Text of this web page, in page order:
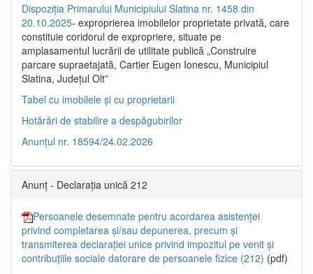
Dispoziția Primarului Municipiului Slatina nr. 1458 din
20.10.2025- exproprierea imobilelor proprietate privată, care
constituie coridorul de expropriere, situate pe
amplasamentul lucrării de utilitate publică „Construire
parcare supraetajată, Cartier Eugen Ionescu, Municipiul
Slatina, Județul Olt”
Tabel cu imobilele și cu proprietarii
Hotărâri de stabilire a despăgubirilor
Anunțul nr. 18594/24.02.2026
Anunț - Declarația unică 212
Persoanele desemnate pentru acordarea asistenței
privind completarea și/sau depunerea, precum și
transmiterea declarației unice privind impozitul pe venit și
contribuțiile sociale datorare de persoanele fizice (212) (pdf)